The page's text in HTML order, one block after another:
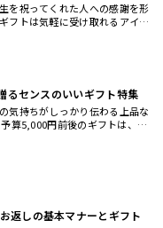
を祝ってくれた人への感謝を形
フトは気軽に受け取れるアイテ
るセンスのいいギフト特集
気持ちがしっかり伝わる上品な
算5,000円前後のギフトは、選
返しの基本マナーとギフト